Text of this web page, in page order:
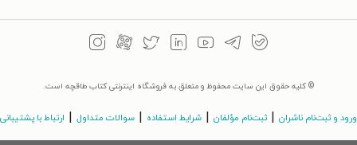
© کلیه حقوق این سایت محفوظ و متعلق به فروشگاه اینترنتی کتاب طاقچه است.
ورود و ثبت‌نام ناشران ثبت‌نام مؤلفان شرایط استفاده سوالات متداول ارتباط با پشتیبانی